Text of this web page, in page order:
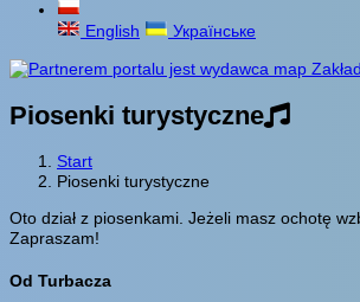
English Українське
Piosenki turystyczne
Start
Piosenki turystyczne
Oto dział z piosenkami. Jeżeli masz ochotę
Zapraszam!
Od Turbacza